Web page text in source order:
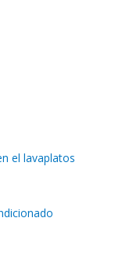
el lavaplatos